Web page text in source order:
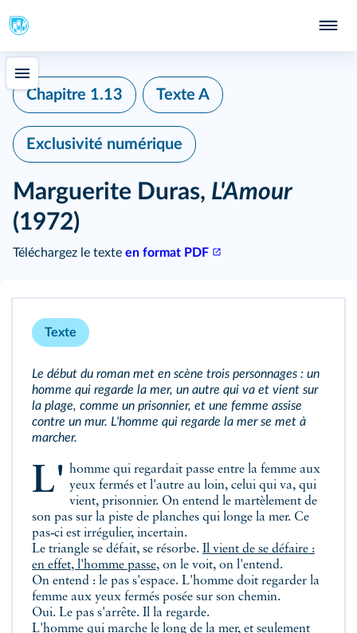
Chapitre 1.13 Texte A
Exclusivité numérique
Marguerite Duras, L'Amour
(1972)
Téléchargez le texte en format PDF
Texte
Le début du roman met en scène trois personnages : un
homme qui regarde la mer, un autre qui va et vient sur
la plage, comme un prisonnier, et une femme assise
contre un mur. L'homme qui regarde la mer se met à
marcher.
L'homme qui regardait passe entre la femme aux yeux fermés et l'autre au loin, celui qui va, qui
vient, prisonnier. On entend le martèlement de
son pas sur la piste de planches qui longe la mer. Ce
pas‑ci est irrégulier, incertain.
Le triangle se défait, se résorbe. Il vient de se défaire :
en effet, l'homme passe, on le voit, on l'entend.
On entend : le pas s'espace. L'homme doit regarder la
femme aux yeux fermés posée sur son chemin.
Oui. Le pas s'arrête. Il la regarde.
L'homme qui marche le long de la mer, et seulement